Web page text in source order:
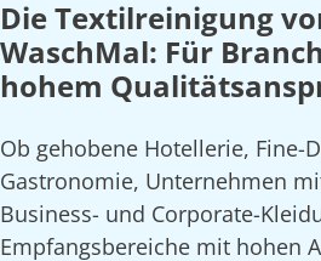
Die Textilreinigung
WaschMal: Für
hohem
Ob gehobene Hotellerie, Fine-
Gastronomie, Unternehmen
Business- und Corporate-
Empfangsbereiche mit hohen